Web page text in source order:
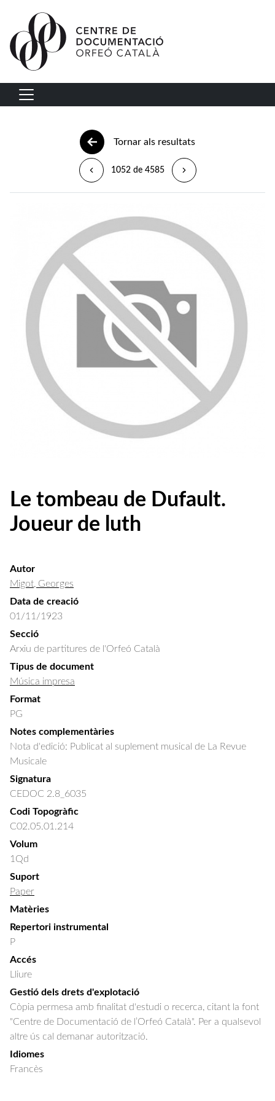
Vés al contingut
Navegació principal
Tornar als resultats
1052 de 4585
Le tombeau de Dufault.
Joueur de luth
Autor
Migot, Georges
Data de creació
01/11/1923
Secció
Arxiu de partitures de l'Orfeó Català
Tipus de document
Música impresa
Format
PG
Notes complementàries
Nota d'edició: Publicat al suplement musical de La Revue
Musicale
Signatura
CEDOC 2.8_6035
Codi Topogràfic
C02.05.01.214
Volum
1Qd
Suport
Paper
Matèries
Repertori instrumental
P
Accés
Lliure
Gestió dels drets d'explotació
Còpia permesa amb finalitat d'estudi o recerca, citant la font
"Centre de Documentació de l’Orfeó Català". Per a qualsevol
altre ús cal demanar autorització.
Idiomes
Francès